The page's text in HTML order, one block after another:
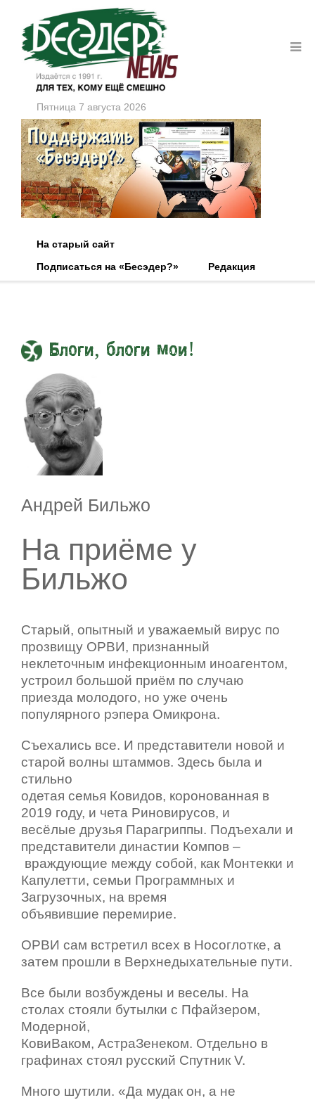
Пятница 7 августа 2026
На старый сайт
Подписаться на «Бесэдер?»
Редакция
Блоги, блоги мои!
Андрей Бильжо
На приёме у
Бильжо
Старый, опытный и уважаемый вирус по
прозвищу ОРВИ, признанный
неклеточным инфекционным иноагентом,
устроил большой приём по случаю
приезда молодого, но уже очень
популярного рэпера Омикрона.
Съехались все. И представители новой и
старой волны штаммов. Здесь была и
стильно
одетая семья Ковидов, коронованная в
2019 году, и чета Риновирусов, и
весёлые друзья Парагриппы. Подъехали и
представители династии Компов –
враждующие между собой, как Монтекки и
Капулетти, семьи Программных и
Загрузочных, на время
объявившие перемирие.
ОРВИ сам встретил всех в Носоглотке, а
затем прошли в Верхнедыхательные пути.
Все были возбуждены и веселы. На
столах стояли бутылки с Пфайзером,
Модерной,
КовиВаком, АстраЗенеком. Отдельно в
графинах стоял русский Спутник V.
Много шутили. «Да мудак он, а не